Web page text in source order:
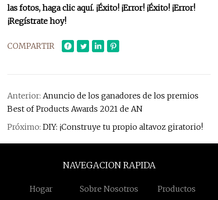
las fotos, haga clic aquí. ¡Éxito! ¡Error! ¡Éxito! ¡Error!
¡Regístrate hoy!
COMPARTIR
Anterior: Anuncio de los ganadores de los premios
Best of Products Awards 2021 de AN
Próximo: DIY: ¡Construye tu propio altavoz giratorio!
NAVEGACION RAPIDA
Hogar Sobre Nosotros Productos